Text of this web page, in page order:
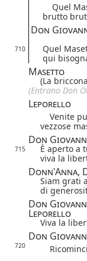
Quel
brutto
Don
710
Quel
qui
Masetto
(La
(Entrano Don
Leporello
Venite
vezzose
Don
715
È aperto a
viva la
Donn'Anna,
Siam grati
di
Don
Leporello
Viva la
Don
720